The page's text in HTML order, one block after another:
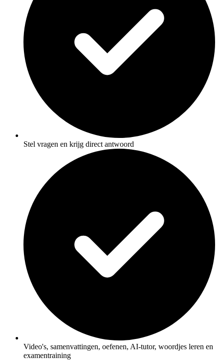
Stel vragen en krijg direct antwoord
Video's, samenvattingen, oefenen, AI-tutor, woordjes leren en
examentraining